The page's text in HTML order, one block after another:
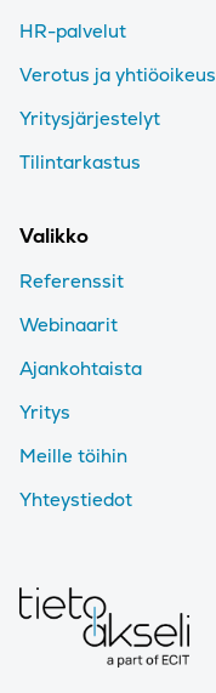
HR-palvelut
Verotus ja yhtiöoikeus
Yritysjärjestelyt
Tilintarkastus
Valikko
Referenssit
Webinaarit
Ajankohtaista
Yritys
Meille töihin
Yhteystiedot